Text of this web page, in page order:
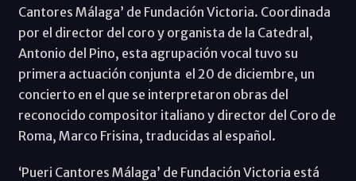
Cantores Málaga’ de Fundación Victoria. Coordinada
por el director del coro y organista de la Catedral,
Antonio del Pino, esta agrupación vocal tuvo su
primera actuación conjunta el 20 de diciembre, un
concierto en el que se interpretaron obras del
reconocido compositor italiano y director del Coro de
Roma, Marco Frisina, traducidas al español.
‘Pueri Cantores Málaga’ de Fundación Victoria está